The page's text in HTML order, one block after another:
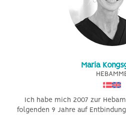
Maria
Ich habe mich 2007 zur
folgenden 9 Jahre auf